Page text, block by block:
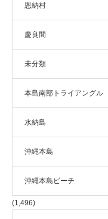
恩納村
慶良間
未分類
本島南部トライアングル
水納島
沖縄本島
沖縄本島ビーチ
(1,496)